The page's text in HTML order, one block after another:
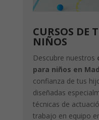
CURSOS DE
NIÑOS
Descubre nuestros
para niños en
confianza de tus
diseñadas
técnicas de
trabajo en equipo